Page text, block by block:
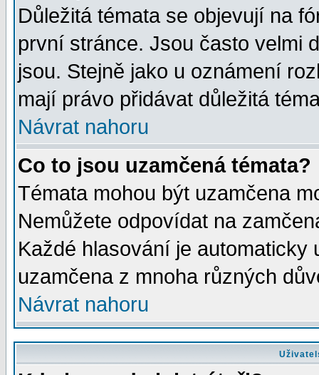
Důležitá témata se objevují na
první stránce. Jsou často velmi
jsou. Stejně jako u oznámení
mají právo přidávat důležitá
Návrat nahoru
Co to jsou uzamčená témata?
Témata mohou být uzamčena
Nemůžete odpovídat na
Každé hlasování je automaticky
uzamčena z mnoha různých
Návrat nahoru